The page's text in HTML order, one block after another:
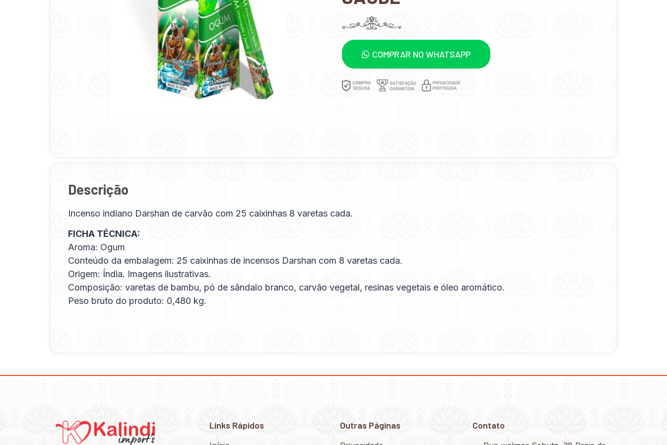
COMPRAR NO WHATSAPP
Descrição
Incenso indiano Darshan de carvão com 25 caixinhas 8 varetas cada.
FICHA TÉCNICA:
Aroma: Ogum
Conteúdo da embalagem: 25 caixinhas de incensos Darshan com 8 varetas cada.
Origem: Índia. Imagens ilustrativas.
Composição: varetas de bambu, pó de sândalo branco, carvão vegetal, resinas vegetais e óleo aromático.
Peso bruto do produto: 0,480 kg.
Links Rápidos Outras Páginas Contato